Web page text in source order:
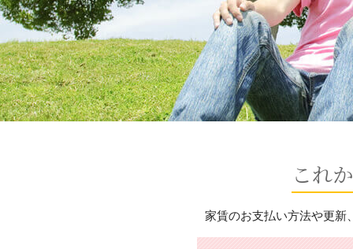
これ
家賃のお支払い方法や更新